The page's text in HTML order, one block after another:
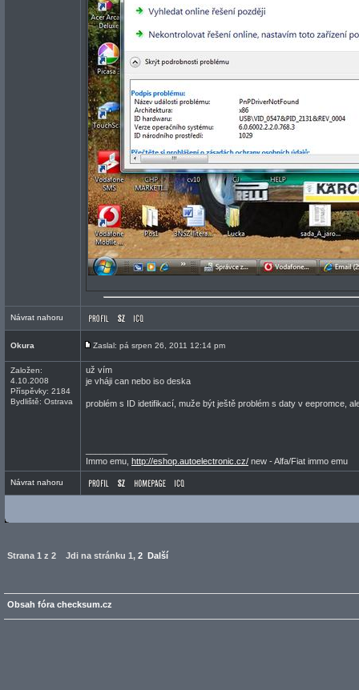
Návrat nahoru
Okura Zaslal: pá srpen 26, 2011 12:14 pm
Založen:
4.10.2008
Příspěvky: 2184
Bydliště: Ostrava
už vím
je vháji can nebo iso deska
problém s ID idetifikací, muže být ještě problém s daty v eepromce,
Immo emu, http://eshop.autoelectronic.cz/ new - Alfa/Fiat immo emu
Návrat nahoru
Strana 1 z 2 Jdi na stránku 1, 2 Další
Obsah fóra checksum.cz